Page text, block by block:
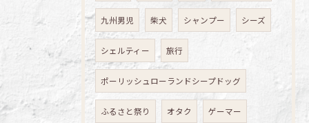
九州男児 柴犬 シャンプー シーズ
シェルティー 旅行
ポーリッシュローランドシープドッグ
ふるさと祭り オタク ゲーマー